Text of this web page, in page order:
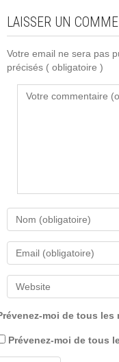
LAISSER UN
Votre email ne sera pas
précisés ( obligatoire )
moi de tous les
Prévenez-moi de tous